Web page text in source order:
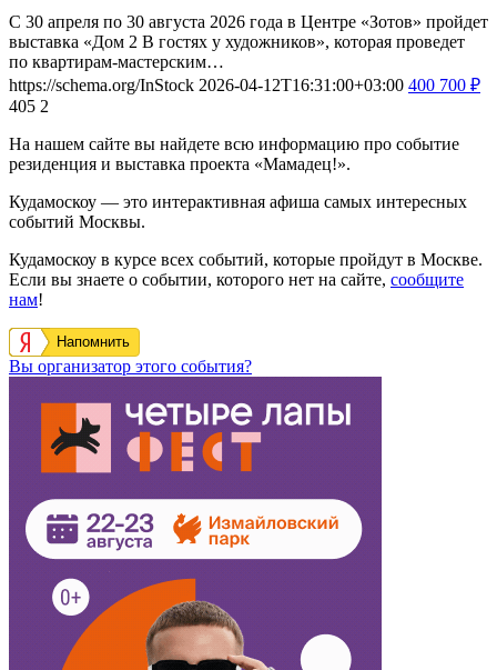
С 30 апреля по 30 августа 2026 года в Центре «Зотов» пройдет
выставка «Дом 2 В гостях у художников», которая проведет
по квартирам-мастерским…
https://schema.org/InStock 2026-04-12T16:31:00+03:00 400 700 ₽
405 2
На нашем сайте вы найдете всю информацию про событие
резиденция и выставка проекта «Мамадец!».
Кудамоскоу — это интерактивная афиша самых интересных
событий Москвы.
Кудамоскоу в курсе всех событий, которые пройдут в Москве.
Если вы знаете о событии, которого нет на сайте, сообщите
нам!
Напомнить
Вы организатор этого события?